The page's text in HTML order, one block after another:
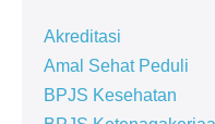
Akreditasi
Amal Sehat Peduli
BPJS Kesehatan